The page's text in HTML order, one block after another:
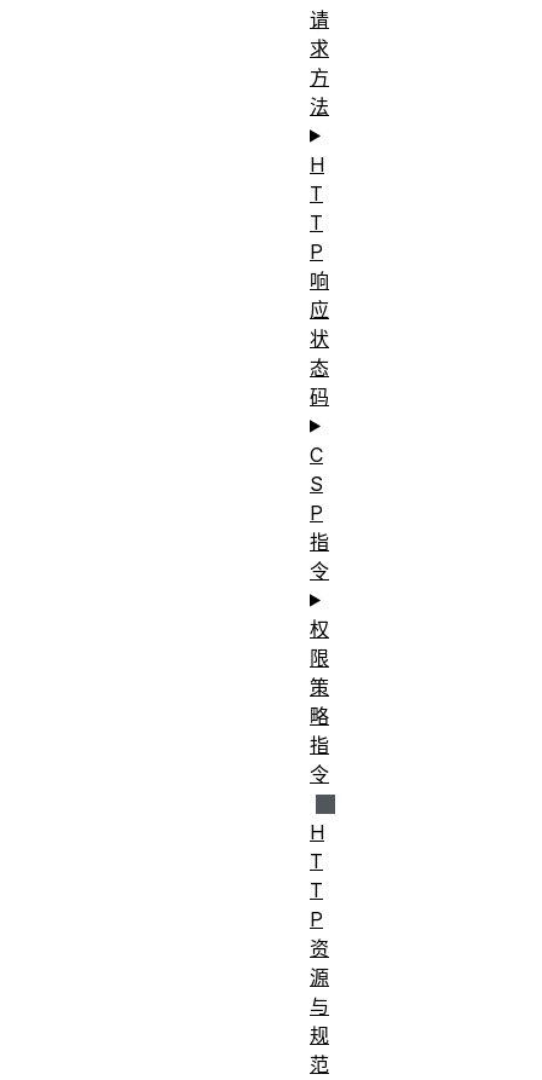
请
求
方
法
H
T
T
P
响
应
状
态
码
C
S
P
指
令
权
限
策
略
指
令
H
T
T
P
资
源
与
规
范